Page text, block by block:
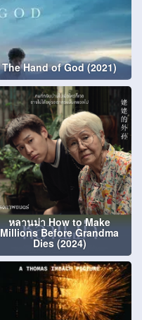
The Hand of God (2021)
หลานม่า How to Make
Millions Before Grandma
Dies (2024)